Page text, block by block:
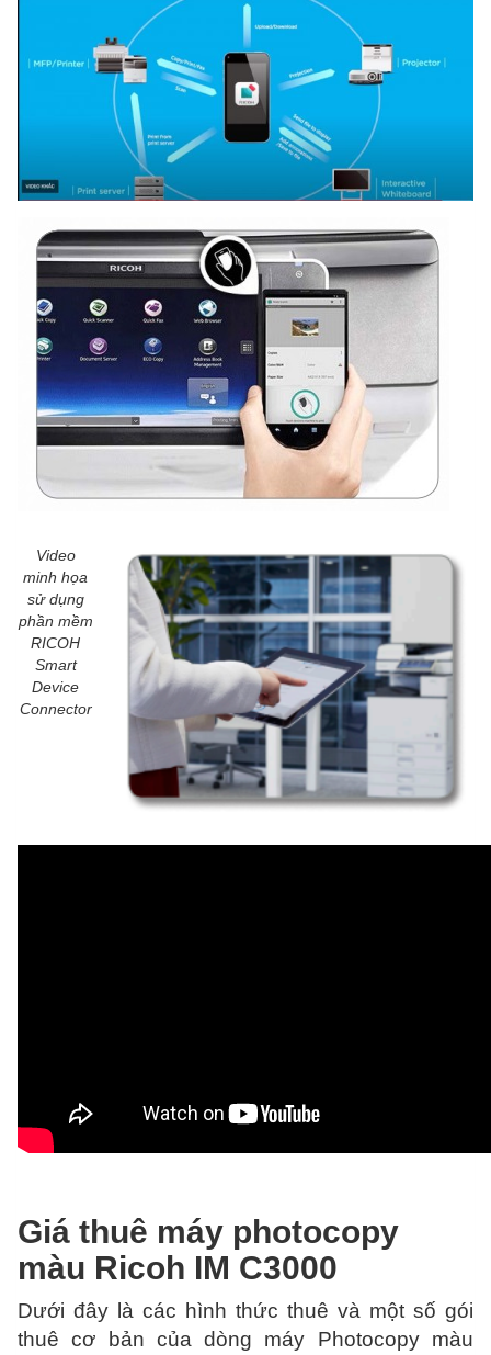
Video
minh họa
sử dụng
phần mềm
RICOH
Smart
Device
Connector
Giá thuê máy photocopy
màu Ricoh IM C3000
Dưới đây là các hình thức thuê và một số gói
thuê cơ bản của dòng máy Photocopy màu